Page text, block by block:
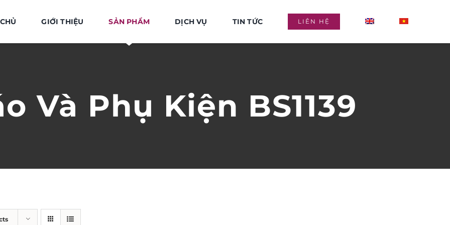
GIỚI THIỆU SẢN PHẨM DỊCH VỤ TIN TỨC LIÊN HỆ
Và Phụ Kiện BS1139